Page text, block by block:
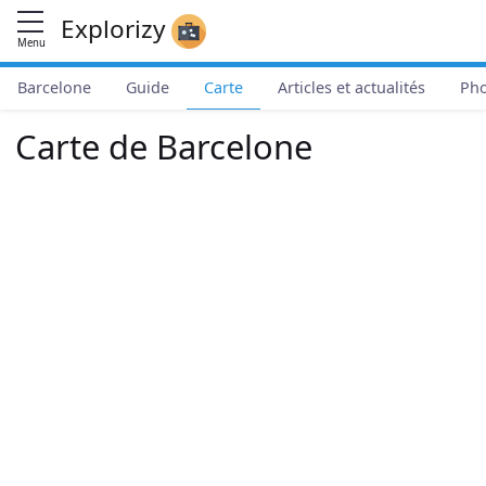
Menu Explorizy
Barcelone Guide Carte Articles et actualités
Carte de Barcelone